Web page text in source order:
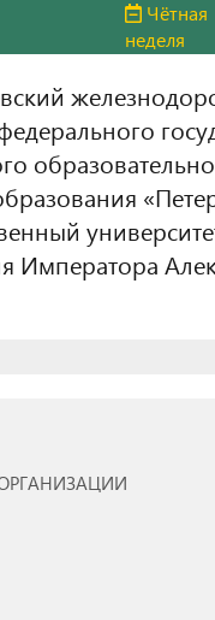
Чётная
неделя
Императора